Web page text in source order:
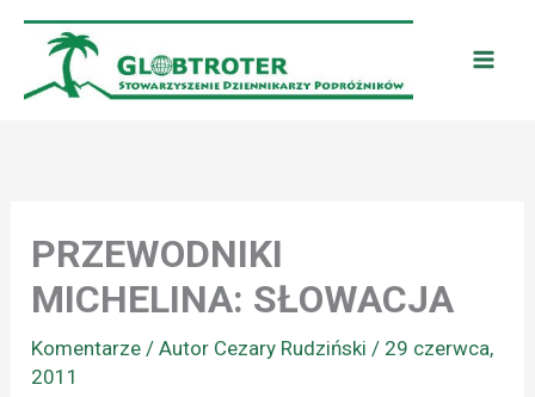
Przejdź
treści
PRZEWODNIKI
MICHELINA: SŁOWACJA
Komentarze / Autor Cezary Rudziński/ 29 czerwca,
2011